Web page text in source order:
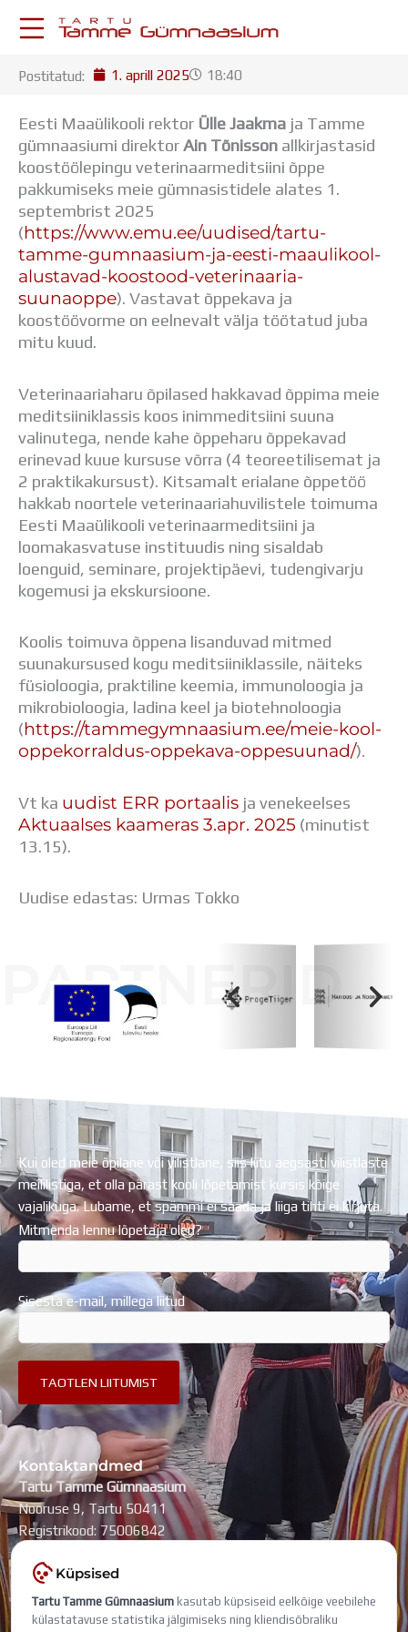
KESKKONNAD
Postkast
Drive
Tamme TV
Tamme Leht
Kooliraadio
Koorilaul
ÕPPETÖÖ
Tunniplaan
Aastaplaan
Õppekava
Õpilastööd (UPT)
Distantsõpe
Kodukord
Projektid
ÜLDINFO
Sisseastumine
Meie kool
Dokumendid
Uudised
Lapsevanemale
Toitlustamine
Virtuaaltuur
Õpilasesindus
Kontaktid
Tööpakkumised
Postitatud: 1. aprill 2025 18:40
Eesti Maaülikooli rektor Ülle Jaakma ja Tamme
gümnaasiumi direktorAin Tõnisson allkirjastasid
koostöölepingu veterinaarmeditsiini õppe
pakkumiseks meie gümnasistidele alates 1.
septembrist 2025
(https://www.emu.ee/uudised/tartu-
tamme-gumnaasium-ja-eesti-maaulikool-
alustavad-koostood-veterinaaria-
suunaoppe). Vastavat õppekava ja
koostöövorme on eelnevalt välja töötatud juba
mitu kuud.
Veterinaariaharu õpilased hakkavad õppima meie
meditsiiniklassis koos inimmeditsiini suuna
valinutega, nende kahe õppeharu õppekavad
erinevad kuue kursuse võrra (4 teoreetilisemat ja
2 praktikakursust). Kitsamalt erialane õppetöö
hakkab noortele veterinaariahuvilistele toimuma
Eesti Maaülikooli veterinaarmeditsiini ja
loomakasvatuse instituudis ning sisaldab
loenguid, seminare, projektipäevi, tudengivarju
kogemusi ja ekskursioone.
Koolis toimuva õppena lisanduvad mitmed
suunakursused kogu meditsiiniklassile, näiteks
füsioloogia, praktiline keemia, immunoloogia ja
mikrobioloogia, ladina keel ja biotehnoloogia
(https://tammegymnaasium.ee/meie-kool-
oppekorraldus-oppekava-oppesuunad/).
Vt ka uudist ERR portaalis ja venekeelses
Aktuaalses kaameras 3.apr. 2025 (minutist
13.15).
Uudise edastas: Urmas Tokko
PARTNERID
Kui oled meie õpilane või vilistlane, siis liitu aegsasti vilistlaste
meililistiga, et olla pärast kooli lõpetamist kursis kõige
vajalikuga. Lubame, et spämmi ei saada ja liiga tihti ei kirjuta.
Mitmenda lennu lõpetaja oled?
Sisesta e-mail, millega liitud
Kontaktandmed
Tartu Tamme Gümnaasium
Nooruse 9, Tartu 50411
Registrikood: 75006842
KONTAKTID
SearchSearch
Küpsised
Tartu Tamme Gümnaasium kasutab küpsiseid eelkõige veebilehe
külastatavuse statistika jälgimiseks ning kliendisõbraliku